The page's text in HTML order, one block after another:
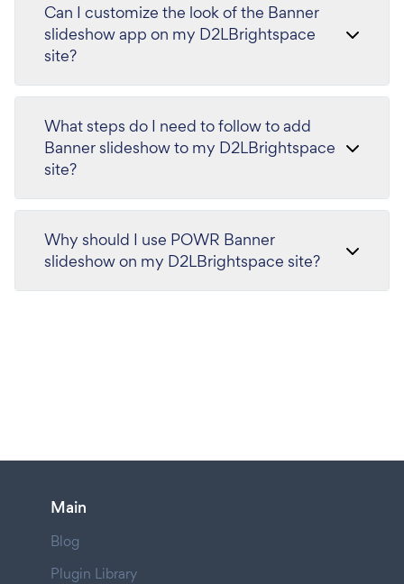
Can I customize the look of the Banner
slideshow app on my D2LBrightspace
site?
What steps do I need to follow to add
Banner slideshow to my D2LBrightspace
site?
Why should I use POWR Banner
slideshow on my D2LBrightspace site?
Main
Blog
Plugin Library